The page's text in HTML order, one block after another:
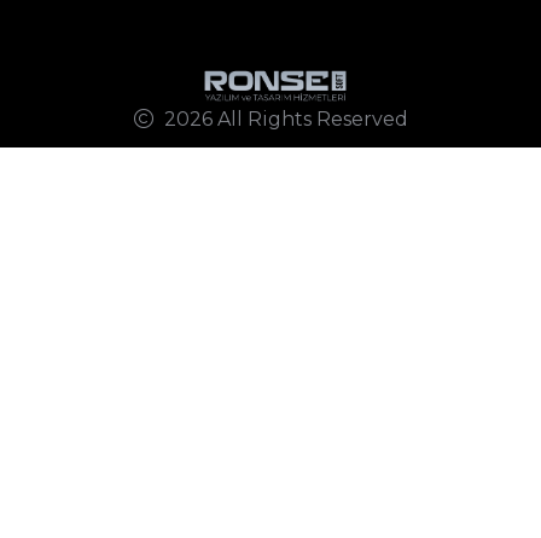
2026 All Rights Reserved